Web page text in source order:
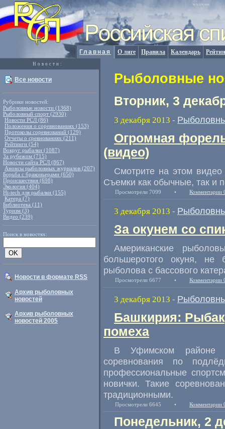
Главная О лиге Правила Календарь
Новости:
Все новости
Рубрики новостей:
Рыболовные новости (1368)
Рыболовный спорт (2930)
Новости РСЛ (86)
Положения о соревнованиях (153)
Протоколы соревнований (129)
Отчеты о сревнованиях (211)
Рейтинги (54)
Вокруг рыбалки (1087)
За рубежом (715)
Новости сайта РСЛ (867)
Анонсы рыболовных журналов (207)
Борьба с браконьерами (650)
Происшествия (698)
Экология (404)
Hi-tech для рыбалки (155)
Катера (7)
Библиотека (11)
Туризм (3)
Видео (239)
Поиск в новостях:
Новости в формате RSS
Архив рыболовных
новостей
Архив рыболовных
новостей 2005
Рыболовные
Вторник, 3
3 декабря 2013 -
Огромная
(видео)
Смотрите на этом
Съемки как обычные, так и
Просмотрели 7099 • Комментарии
3 декабря 2013 -
За окунем со
Американские
большеротого окуня, не
рыболова с бассового
Просмотрели 6677 • Комментарии
3 декабря 2013 -
Башкирия:
помеха
В Уфимском районе
соревнования по
профессиональные
новички. Такие
традиционными.
Просмотрели 6645 • Комментарии
Понедельник, 2